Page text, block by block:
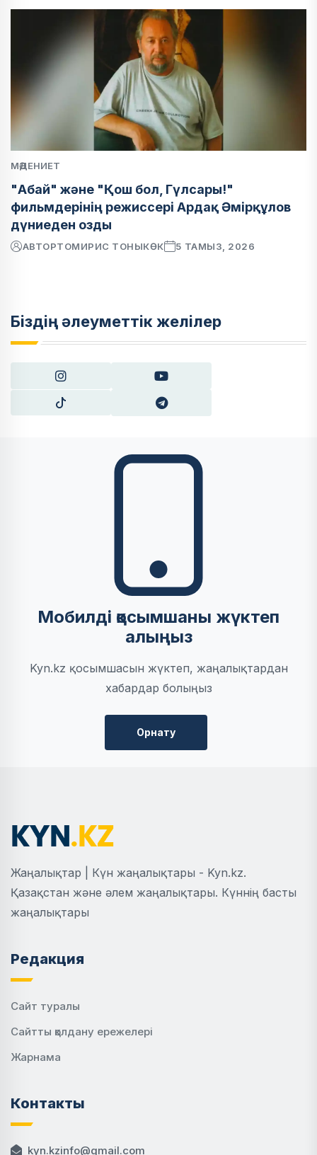
МӘДЕНИЕТ
"Абай" және "Қош бол, Гүлсары!"
фильмдерінің режиссері Ардақ Әмірқұлов
дүниеден озды
АВТОРТОМИРИС ТОНЫКӨК 5 ТАМЫЗ, 2026
Біздің әлеуметтік желілер
Мобилді қосымшаны жүктеп
алыңыз
Kyn.kz қосымшасын жүктеп, жаңалықтардан
хабардар болыңыз
Орнату
Жаңалықтар | Күн жаңалықтары - Kyn.kz.
Қазақстан және әлем жаңалықтары. Күннің басты
жаңалықтары
Редакция
Сайт туралы
Сайтты қолдану ережелері
Жарнама
Контакты
kyn.kzinfo@gmail.com